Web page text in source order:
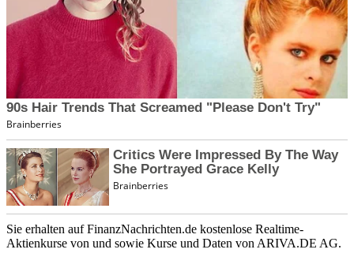
Sie erhalten auf FinanzNachrichten.de kostenlose Realtime-
Aktienkurse von und sowie Kurse und Daten von ARIVA.DE AG.